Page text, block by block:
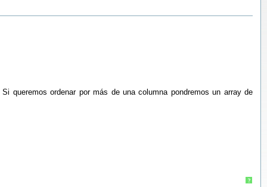
queremos ordenar por más de una columna pondremos un array de
?